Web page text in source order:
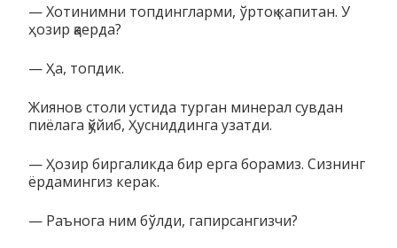
— Хотинимни топдингларми, ўртоқ капитан. У
ҳозир қаерда?
— Ҳа, топдик.
Жиянов столи устида турган минерал сувдан
пиёлага қўйиб, Ҳусниддинга узатди.
— Ҳозир биргаликда бир ерга борамиз. Сизнинг
ёрдамингиз керак.
— Раънога ним бўлди, гапирсангизчи?